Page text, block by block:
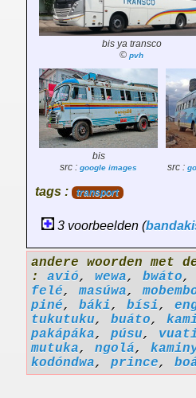
bis ya transco
© pvh
bis
src : google images
src :
tags : transport
3 voorbeelden (
andere woorden met
: avió, wewa, bwáto,
felé,masúwa,
piné, báki, bísi,
tukutuku, buáto,
pakápáka, púsu,
mutuka, ngolá,
kodóndwa, prince,